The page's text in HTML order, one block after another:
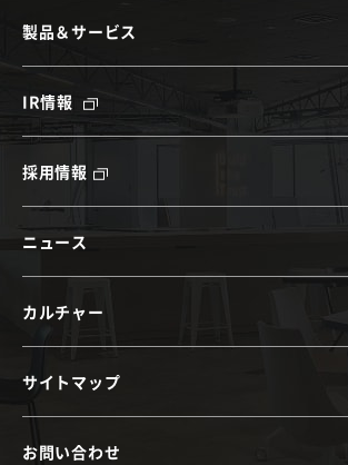
製品＆サービス
IR情報
採用情報
ニュース
カルチャー
サイトマップ
お問い合わせ